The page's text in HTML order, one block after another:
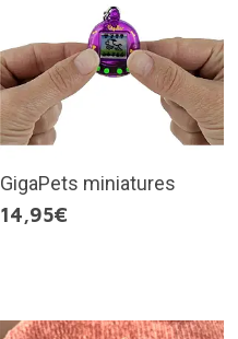
GigaPets miniatures
14,95€